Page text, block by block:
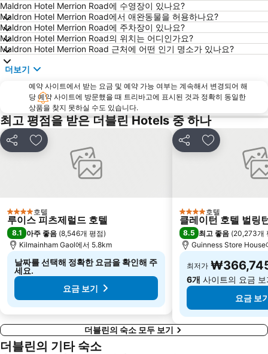
Maldron Hotel Merrion Road에 수영장이 있나요?
Maldron Hotel Merrion Road에서 애완동물을 허용하나요?
Maldron Hotel Merrion Road에 주차장이 있나요?
Maldron Hotel Merrion Road의 위치는 어디인가요?
Maldron Hotel Merrion Road 근처에 어떤 인기 명소가 있나요?
더보기
예약 사이트에서 받는 요금 및 예약 가능 여부는 계속해서 변경되어 해
당 예약 사이트에 방문했을 때 트리바고에 표시된 것과 정확히 동일한
상품을 찾지 못하실 수도 있습니다.
최고 평점을 받은 더블린 Hotels 중 하나
공유 즐겨찾기에 추가
4 성급 호텔
루이스 피츠제럴드 호텔
8.1 아주 좋음 (8,546개 평점)
Kilmainham Gaol에서 5.8km
날짜를 선택해 정확한 요금을 확인해 주
세요.
요금 보기
공유 즐겨찾기에
4 성급 호텔
클레이턴 호텔 벌링
8.5 최고 좋음 (20,273개
Guinness Store House
최저가
6개 사이트의 요금 보
요금 보
더블린의 숙소 모두 보기
더블린의 기타 숙소